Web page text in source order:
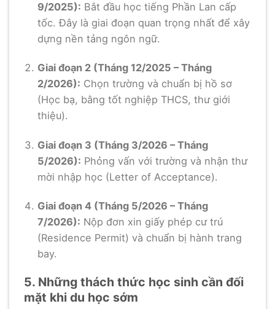
9/2025): Bắt đầu học tiếng Phần Lan cấp
tốc. Đây là giai đoạn quan trọng nhất để xây
dựng nền tảng ngôn ngữ.
Giai đoạn 2 (Tháng 12/2025 – Tháng
2/2026): Chọn trường và chuẩn bị hồ sơ
(Học bạ, bằng tốt nghiệp THCS, thư giới
thiệu).
Giai đoạn 3 (Tháng 3/2026 – Tháng
5/2026): Phỏng vấn với trường và nhận thư
mời nhập học (Letter of Acceptance).
Giai đoạn 4 (Tháng 5/2026 – Tháng
7/2026): Nộp đơn xin giấy phép cư trú
(Residence Permit) và chuẩn bị hành trang
bay.
5. Những thách thức học sinh cần đối
mặt khi du học sớm